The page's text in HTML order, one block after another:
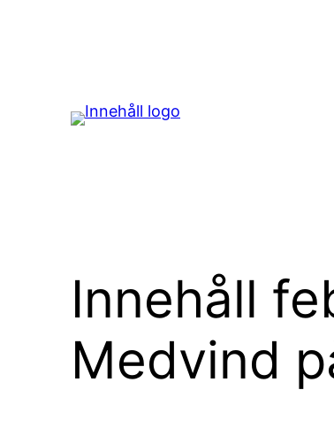
Innehåll
Medvind